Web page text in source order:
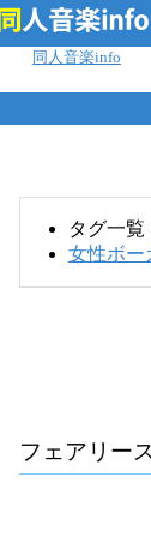
同人音楽info
タグ一覧
女性ボー
フェアリー